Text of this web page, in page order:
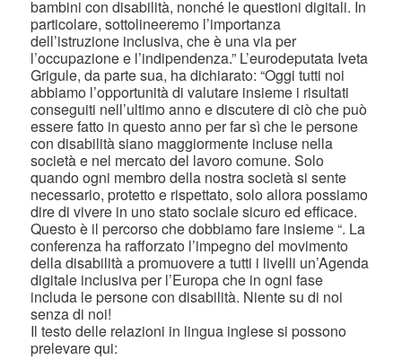
bambini con disabilità, nonché le questioni digitali. In
particolare, sottolineeremo l’importanza
dell’istruzione inclusiva, che è una via per
l’occupazione e l’indipendenza.” L’eurodeputata Iveta
Grigule, da parte sua, ha dichiarato: “Oggi tutti noi
abbiamo l’opportunità di valutare insieme i risultati
conseguiti nell’ultimo anno e discutere di ciò che può
essere fatto in questo anno per far sì che le persone
con disabilità siano maggiormente incluse nella
società e nel mercato del lavoro comune. Solo
quando ogni membro della nostra società si sente
necessario, protetto e rispettato, solo allora possiamo
dire di vivere in uno stato sociale sicuro ed efficace.
Questo è il percorso che dobbiamo fare insieme “. La
conferenza ha rafforzato l’impegno del movimento
della disabilità a promuovere a tutti i livelli un’Agenda
digitale inclusiva per l’Europa che in ogni fase
includa le persone con disabilità. Niente su di noi
senza di noi!
Il testo delle relazioni in lingua inglese si possono
prelevare qui: